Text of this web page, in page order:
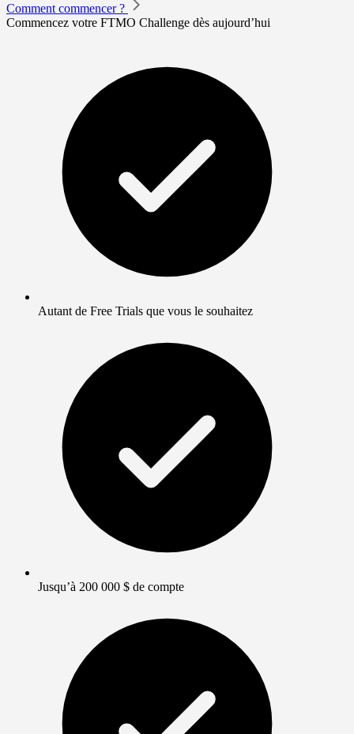
Comment commencer ?
Commencez votre FTMO Challenge dès aujourd’hui
Autant de Free Trials que vous le souhaitez
Jusqu’à 200 000 $ de compte